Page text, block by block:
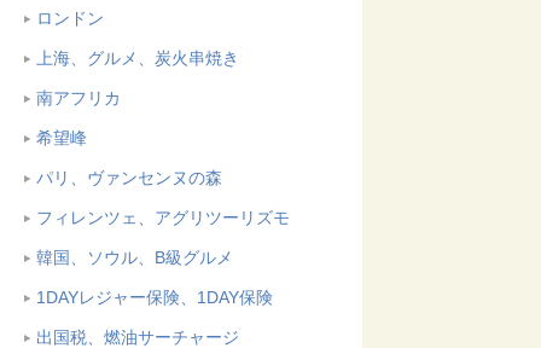
ロンドン
上海、グルメ、炭火串焼き
南アフリカ
希望峰
パリ、ヴァンセンヌの森
フィレンツェ、アグリツーリズモ
韓国、ソウル、B級グルメ
1DAYレジャー保険、1DAY保険
出国税、燃油サーチャージ